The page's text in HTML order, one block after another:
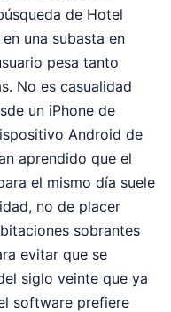
de Hotel
una subasta en
pesa tanto
No es casualidad
un iPhone de
Android de
aprendido que el
el mismo día suele
no de placer
sobrantes
evitar que se
siglo veinte que ya
software prefiere